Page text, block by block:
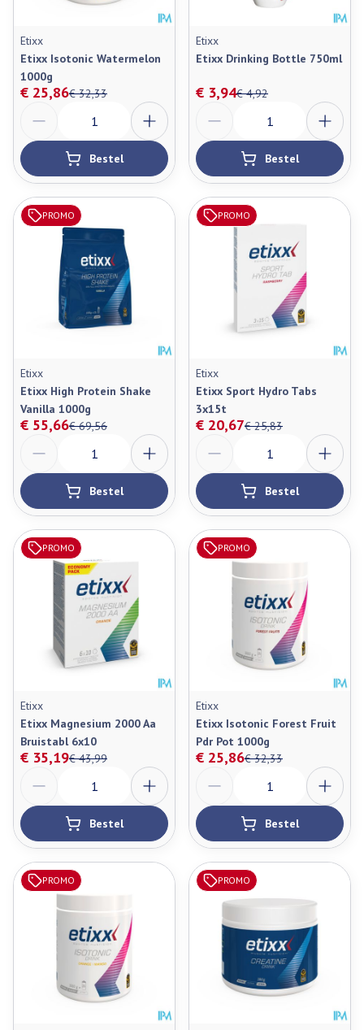
Etixx
Etixx Isotonic Watermelon
1000g
€ 32,33
€ 25,86
Bestel
Etixx
Etixx Drinking Bottle 750ml
€ 4,92
€ 3,94
Bestel
PROMO
Etixx
Etixx High Protein Shake
Vanilla 1000g
€ 69,56
€ 55,66
Bestel
PROMO
Etixx
Etixx Sport Hydro Tabs
3x15t
€ 25,83
€ 20,67
Bestel
PROMO
Etixx
Etixx Magnesium 2000 Aa
Bruistabl 6x10
€ 43,99
€ 35,19
Bestel
PROMO
Etixx
Etixx Isotonic Forest Fruit
Pdr Pot 1000g
€ 32,33
€ 25,86
Bestel
PROMO PROMO